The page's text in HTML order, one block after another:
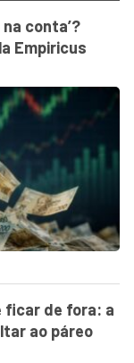
conta’?
Empiricus
ficar de fora: a
ao páreo